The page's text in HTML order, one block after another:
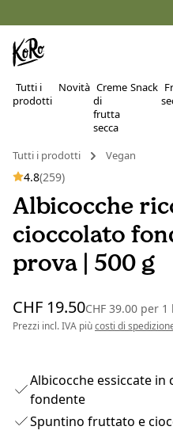
Tutti i
prodotti
Novità Creme
di
frutta
secca
Snack
Tutti i prodotti Vegan
4.8(259)
Albicocche
cioccolato
prova | 500 g
CHF 19.50CHF 39.00 per 1
Prezzi incl. IVA piùcosti di
Albicocche essiccate
fondente
Spuntino fruttato e